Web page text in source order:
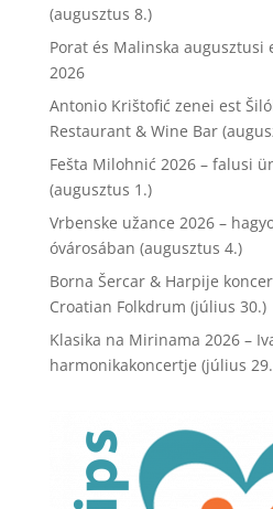
(augusztus 8.)
Porat és Malinska augusztusi
2026
Antonio Krištofić zenei est
Restaurant & Wine Bar
Fešta Milohnić 2026 – falusi
(augusztus 1.)
Vrbenske užance 2026 –
óvárosában (augusztus 4.)
Borna Šercar & Harpije
Croatian Folkdrum (július 30.)
Klasika na Mirinama 2026 –
harmonikakoncertje (július